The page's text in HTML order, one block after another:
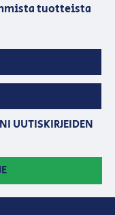
tuotteista
UUTISKIRJEIDEN